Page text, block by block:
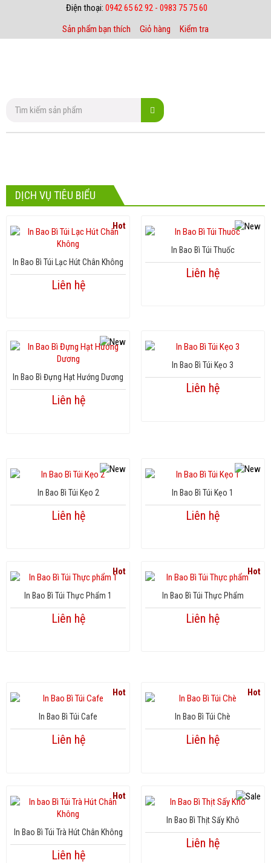
Điện thoại: 0942 65 62 92 - 0983 75 75 60
Sản phẩm bạn thích
Giỏ hàng Kiểm tra
DỊCH VỤ TIÊU BIỂU
Hot
In Bao Bì Túi Lạc Hút Chân Không
Liên hệ
In Bao Bì Túi Thuốc
Liên hệ
In Bao Bì Đựng Hạt Hướng Dương
Liên hệ
In Bao Bì Túi Kẹo 3
Liên hệ
In Bao Bì Túi Kẹo 2
Liên hệ
In Bao Bì Túi Kẹo 1
Liên hệ
Hot
In Bao Bì Túi Thực Phẩm 1
Liên hệ
Hot
In Bao Bì Túi Thực Phẩm
Liên hệ
Hot
In Bao Bì Túi Cafe
Liên hệ
Hot
In Bao Bì Túi Chè
Liên hệ
Hot
In Bao Bì Túi Trà Hút Chân Không
Liên hệ
In Bao Bì Thịt Sấy Khô
Liên hệ